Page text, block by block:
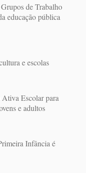
de Trabalho
educação pública
e escolas
Escolar para
e adultos
Infância é